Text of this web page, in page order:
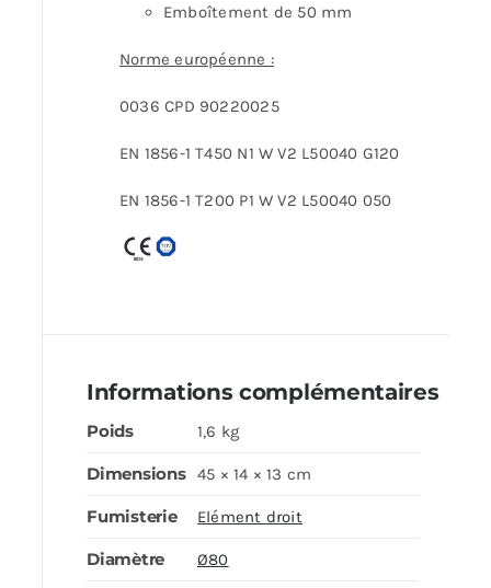
Emboîtement de 50 mm
Norme européenne :
0036 CPD 90220025
EN 1856-1 T450 N1 W V2 L50040 G120
EN 1856-1 T200 P1 W V2 L50040 050
Informations complémentaires
Poids 1,6 kg
Dimensions 45 × 14 × 13 cm
Fumisterie Elément droit
Diamètre Ø80